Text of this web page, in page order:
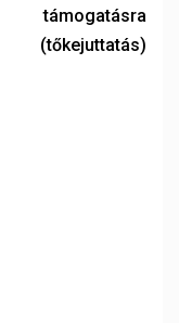
támogatásra
(tőkejuttatás)